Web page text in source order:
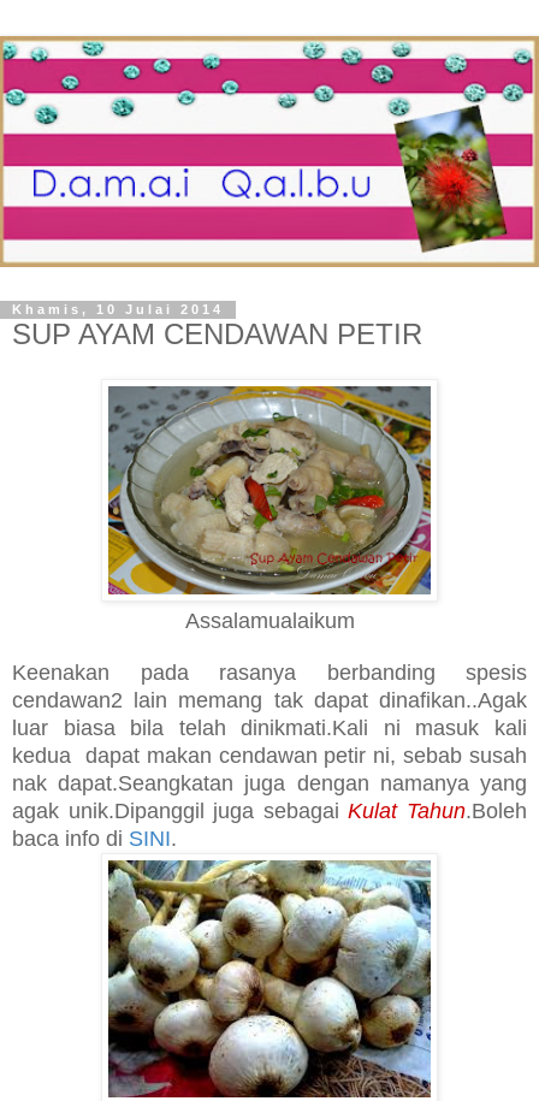
Khamis, 10 Julai 2014
SUP AYAM CENDAWAN PETIR
Assalamualaikum
Keenakan pada rasanya berbanding spesis
cendawan2 lain memang tak dapat dinafikan..Agak
luar biasa bila telah dinikmati.Kali ni masuk kali
kedua dapat makan cendawan petir ni, sebab susah
nak dapat.Seangkatan juga dengan namanya yang
agak unik.Dipanggil juga sebagaiKulat Tahun.Boleh
baca info di SINI.